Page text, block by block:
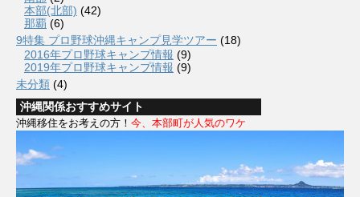
本部(北部) (42)
那覇 (6)
9特集 プロ野球沖縄キャンプ見学ツアー (18)
2016年プロ野球キャンプ情報 (9)
2019年プロ野球キャンプ情報 (9)
未分類 (4)
沖縄関係おすすめサイト
沖縄移住をお考えの方！ 今、本部町が人気のワケ